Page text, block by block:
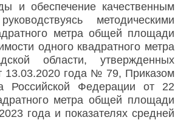
и обеспечение качественным
методическими
метра общей площади
одного квадратного метра
области, утвержденных
13.03.2020 года № 79, Приказом
Российской Федерации от 22
метра общей площади
года и показателях средней